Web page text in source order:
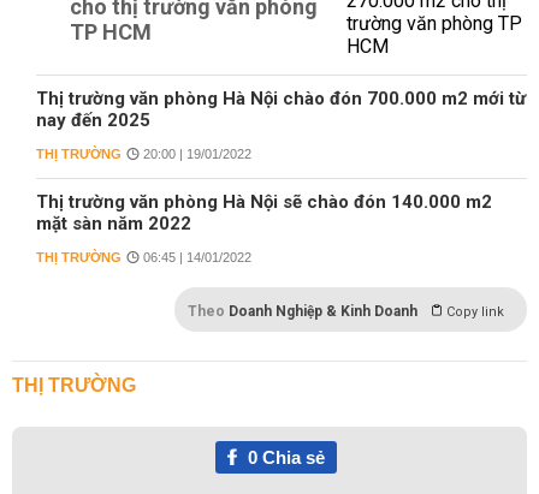
cho thị trường văn phòng
TP HCM
Thị trường văn phòng Hà Nội chào đón 700.000 m2 mới từ
nay đến 2025
THỊ TRƯỜNG 20:00 | 19/01/2022
Thị trường văn phòng Hà Nội sẽ chào đón 140.000 m2
mặt sàn năm 2022
THỊ TRƯỜNG 06:45 | 14/01/2022
Theo Doanh Nghiệp & Kinh Doanh Copy link
THỊ TRƯỜNG
0Chia sẻ